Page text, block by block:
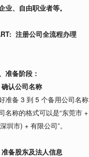
业、自由职业者等。
注册公司全流程办理
准备阶段：
确认公司名称
准备 3 到 5 个备用公司名称
名称的格式可以是“东莞市
圳市) + 有限公司”。
准备股东及法人信息